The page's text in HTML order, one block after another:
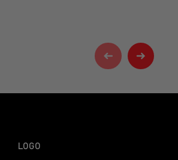
LOGO